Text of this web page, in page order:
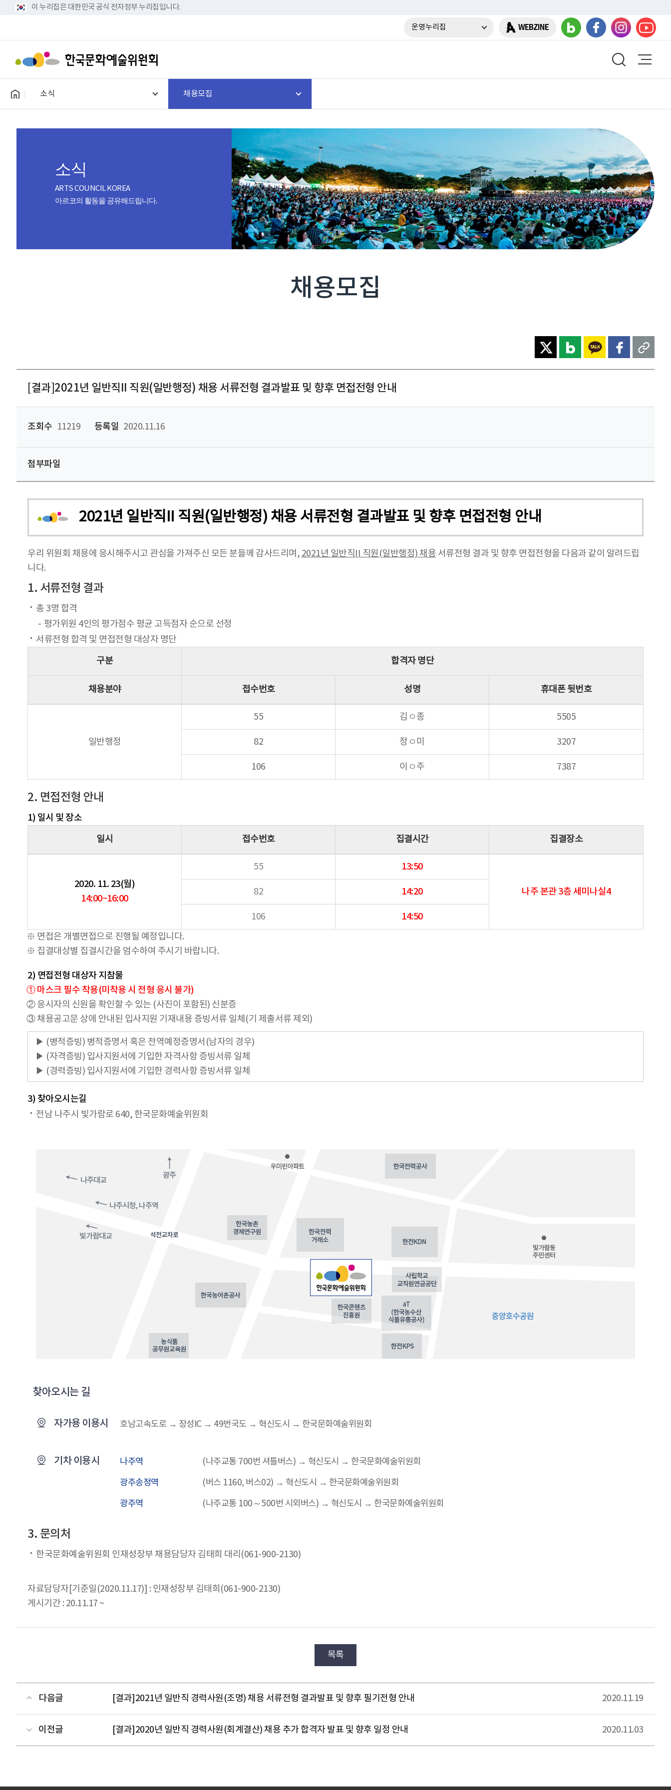
이 누리집은 대한민국 공식 전자정부 누리집입니다.
운영누리집 WEBZINE
소식 채용모집
소식
ARTS COUNCIL KOREA
아르코의 활동을 공유해드립니다.
채용모집
[결과]2021년 일반직II 직원(일반행정) 채용 서류전형 결과발표 및 향후 면접전형 안내
조회수 11219 등록일 2020.11.16
첨부파일
2021년 일반직II 직원(일반행정) 채용 서류전형 결과발표 및 향후 면접전형 안내
우리 위원회 채용에 응시해주시고 관심을 가져주신 모든 분들께 감사드리며, 2021년 일반직II 직원(일반행정) 채용 서류전형 결과 및 향후 면접전형을 다음과 같이 알려드립
니다.
1. 서류전형 결과
총 3명 합격
평가위원 4인의 평가점수 평균 고득점자 순으로 선정
서류전형 합격 및 면접전형 대상자 명단
구분 합격자 명단
채용분야 접수번호 성명 휴대폰 뒷번호
일반행정
55 김ㅇ종 5505
82 정ㅇ미 3207
106 이ㅇ주 7387
2. 면접전형 안내
1) 일시 및 장소
일시 접수번호 집결시간 집결장소
2020. 11. 23(월)
14:00~16:00
55 13:50
나주 본관 3층 세미나실4
82 14:20
106
14:50
※ 면접은 개별면접으로 진행될 예정입니다.
※ 집결대상별 집결시간을 엄수하여 주시기 바랍니다.
2) 면접전형 대상자 지참물
① 마스크 필수 착용(미착용 시 전형 응시 불가)
② 응시자의 신원을 확인할 수 있는 (사진이 포함된) 신분증
③ 채용공고문 상에 안내된 입사지원 기재내용 증빙서류 일체(기 제출서류 제외)
▶ (병적증빙) 병적증명서 혹은 전역예정증명서(남자의 경우)
▶ (자격증빙) 입사지원서에 기입한 자격사항 증빙서류 일체
▶ (경력증빙) 입사지원서에 기입한 경력사항 증빙서류 일체
3) 찾아오시는길
전남 나주시 빛가람로 640, 한국문화예술위원회
찾아오시는 길
자가용 이용시 호남고속도로 → 장성IC → 49번국도 → 혁신도시 → 한국문화예술위원회
기차 이용시 나주역 (나주교통 700번 셔틀버스) → 혁신도시 → 한국문화예술위원회
광주송정역 (버스 1160, 버스02) → 혁신도시 → 한국문화예술위원회
광주역 (나주교통 100～500번 시외버스) → 혁신도시 → 한국문화예술위원회
3. 문의처
한국문화예술위원회 인재성장부 채용담당자 김태희 대리(061-900-2130)
자료담당자[기준일(2020.11.17)] : 인재성장부 김태희(061-900-2130)
게시기간 : 20.11.17 ~
목록
다음글 [결과]2021년 일반직 경력사원(조명) 채용 서류전형 결과발표 및 향후 필기전형 안내 2020.11.19
이전글 [결과]2020년 일반직 경력사원(회계결산) 채용 추가 합격자 발표 및 향후 일정 안내 2020.11.03